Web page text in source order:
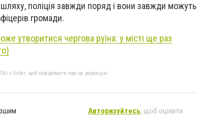
шляху, поліція завжди поряд і вони завжди можуть
громади.
утворитися чергова руїна: у місті ще раз
+ Enter, щоб повідомити про це редакцію
Авторизуйтесь, щоб оцінити